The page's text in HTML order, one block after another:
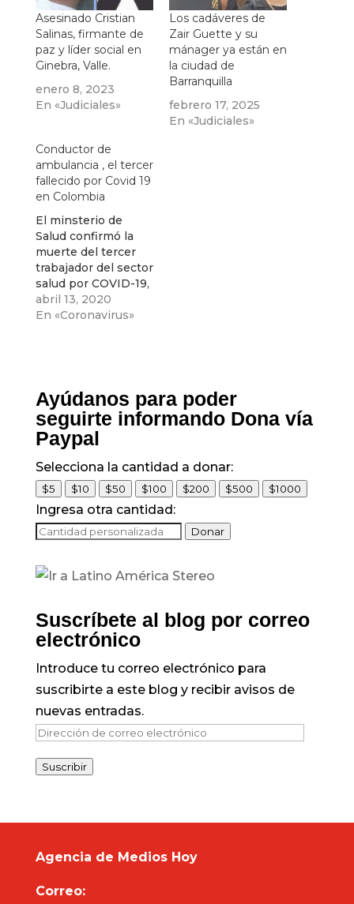
Asesinado Cristian
Salinas, firmante de
paz y líder social en
Ginebra, Valle.
enero 8, 2023
En «Judiciales»
Los cadáveres de
Zair Guette y su
mánager ya están en
la ciudad de
Barranquilla
febrero 17, 2025
En «Judiciales»
Conductor de
ambulancia , el tercer
fallecido por Covid 19
en Colombia
El minsterio de
Salud confirmó la
muerte del tercer
trabajador del sector
salud por COVID-19,
Joaquín Satizabal,
un hombre de 58
corregimiento de
Costa Rica y y
bombero en
Ginebra, Valle. El
municipio de
Ginebra, Valle del
Cauca, confirmó…
abril 13, 2020
En «Coronavirus»
Ayúdanos para poder
seguirte informando Dona vía
Paypal
Selecciona la cantidad a donar:
$5 $10 $50 $100 $200 $500 $1000
Ingresa otra cantidad:
Donar
Suscríbete al blog por correo
electrónico
Introduce tu correo electrónico para
suscribirte a este blog y recibir avisos de
nuevas entradas.
Dirección
correo
Suscribir
Agencia de Medios Hoy
Correo: